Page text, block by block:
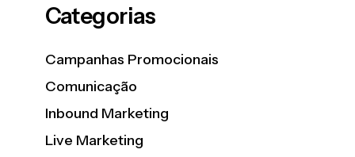
Categorias
Campanhas Promocionais
Comunicação
Inbound Marketing
Live Marketing